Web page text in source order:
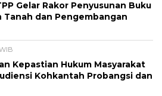
Gelar Rakor Penyusunan Buku
Tanah dan Pengembangan
Kepastian Hukum Masyarakat
Kohkantah Probangsi dan